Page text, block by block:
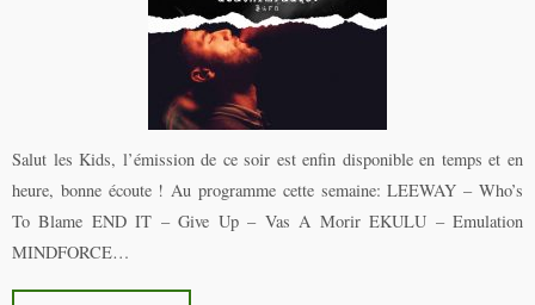
Salut les Kids, l’émission de ce soir est enfin disponible en temps et en
heure, bonne écoute ! Au programme cette semaine: LEEWAY – Who’s
To Blame END IT – Give Up – Vas A Morir EKULU – Emulation
MINDFORCE…